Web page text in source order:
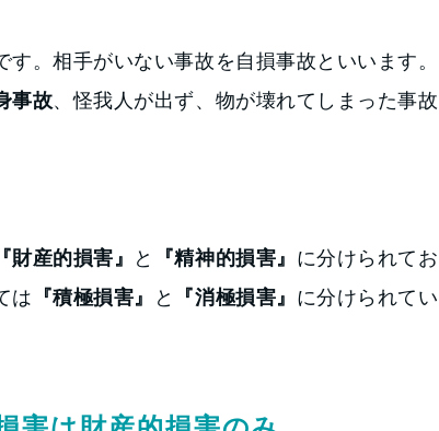
。相手がいない事故を自損事故といいます。
事故、怪我人が出ず、物が壊れてしまった事故
『財産的損害』 と 『精神的損害』 に分けられてお
は 『積極損害』 と 『消極損害』 に分けられてい